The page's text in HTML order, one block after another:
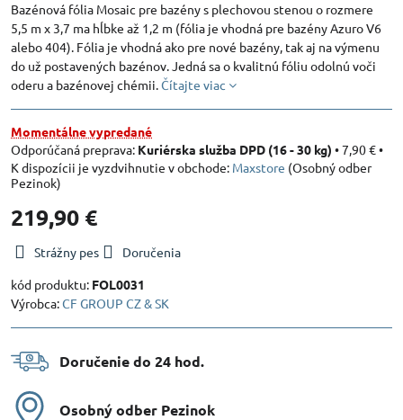
Bazénová fólia Mosaic pre bazény s plechovou stenou o rozmere
5,5 m x 3,7 ma hĺbke až 1,2 m (fólia je vhodná pre bazény Azuro V6
alebo 404). Fólia je vhodná ako pre nové bazény, tak aj na výmenu
do už postavených bazénov. Jedná sa o kvalitnú fóliu odolnú voči
oderu a bazénovej chémii.Čítajte viac
Momentálne vypredané
Kuriérska služba DPD (16 - 30 kg) •7,90 €•
Maxstore (Osobný odber
Pezinok)
219,90 €
Strážny pes
Doručenia
kód produktu: FOL0031
Výrobca:CF GROUP CZ & SK
Doručenie do 24 hod​.
Osobný odber Pezinok